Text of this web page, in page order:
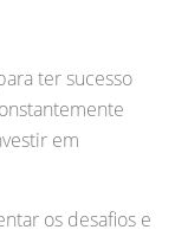
ter sucesso
em
os desafios e